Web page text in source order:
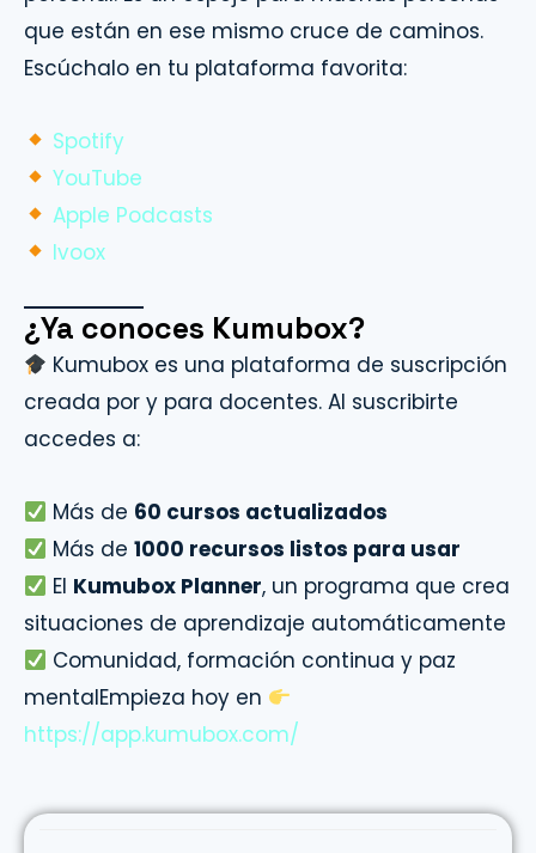
que están en ese mismo cruce de caminos.
Escúchalo en tu plataforma favorita:
Spotify
YouTube
Apple Podcasts
Ivoox
¿Ya conoces Kumubox?
Kumubox es una plataforma de suscripción
creada por y para docentes. Al suscribirte
accedes a:
Más de 60 cursos actualizados
Más de1000 recursos listos para usar
El Kumubox Planner, un programa que crea
situaciones de aprendizaje automáticamente
Comunidad, formación continua y paz
mentalEmpieza hoy en
https://app.kumubox.com/